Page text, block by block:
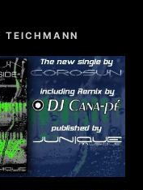
TEICHMANN